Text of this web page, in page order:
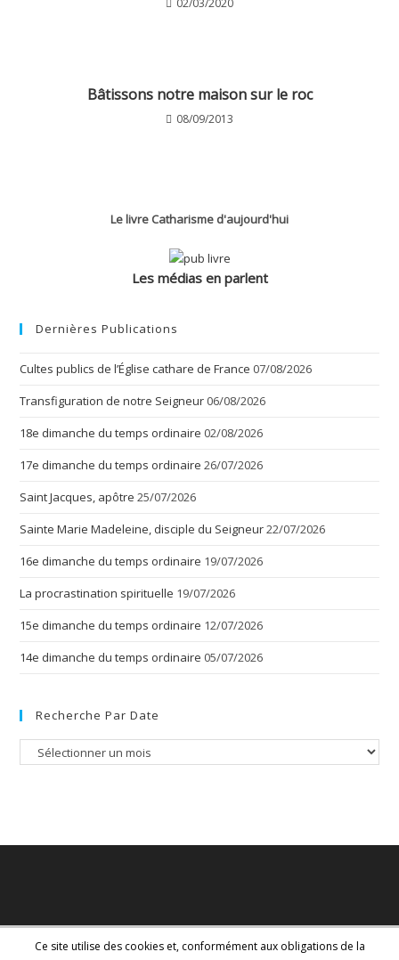
02/03/2020
Bâtissons notre maison sur le roc
08/09/2013
Le livre Catharisme d'aujourd'hui
Les médias en parlent
Dernières Publications
Cultes publics de l’Église cathare de France 07/08/2026
Transfiguration de notre Seigneur 06/08/2026
18e dimanche du temps ordinaire 02/08/2026
17e dimanche du temps ordinaire 26/07/2026
Saint Jacques, apôtre 25/07/2026
Sainte Marie Madeleine, disciple du Seigneur22/07/2026
16e dimanche du temps ordinaire 19/07/2026
La procrastination spirituelle 19/07/2026
15e dimanche du temps ordinaire 12/07/2026
14e dimanche du temps ordinaire 05/07/2026
Recherche Par Date
Recherche
Ce site utilise des cookies et, conformément aux obligations de la